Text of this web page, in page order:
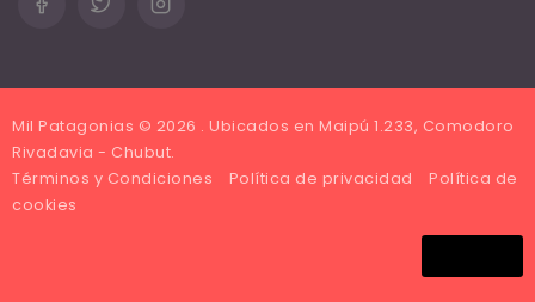
Mil Patagonias © 2026 . Ubicados en Maipú 1.233, Comodoro
Rivadavia - Chubut.
Términos y Condiciones
Política de privacidad
Política de
cookies